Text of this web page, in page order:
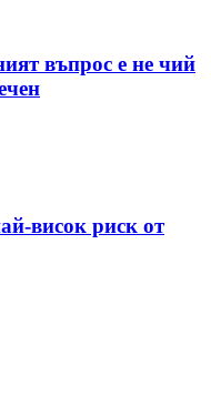
въпрос е не чий
висок риск от